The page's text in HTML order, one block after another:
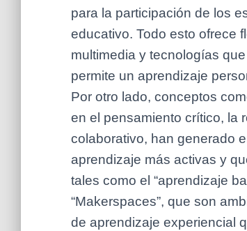
para la participación de los
educativo. Todo esto ofrece
multimedia y tecnologías
permite un aprendizaje
Por otro lado, conceptos
en el pensamiento crítico, la
colaborativo, han generado
aprendizaje más activas y
tales como el “aprendizaje
“Makerspaces”, que son
de aprendizaje experiencial